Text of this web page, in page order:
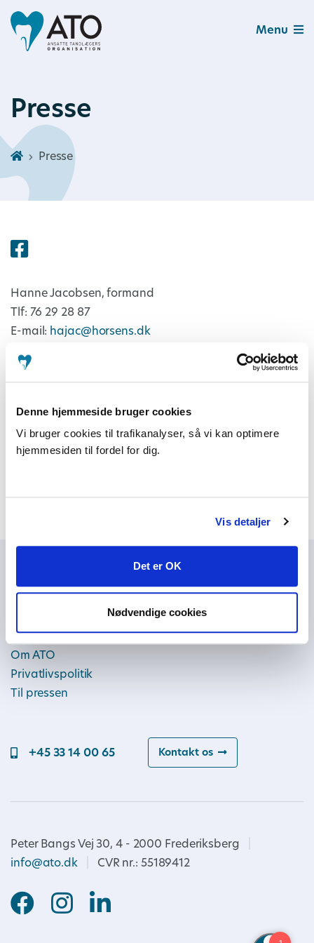
Denne hjemmeside bruger cookies
Vi bruger cookies til trafikanalyser, så vi kan optimere
hjemmesiden til fordel for dig.
Vis detaljer
Det er OK
Nødvendige cookies
Menu
Presse
Presse
Hanne Jacobsen, formand
Tlf: 76 29 28 87
E-mail: hajac@horsens.dk
Michael Jacobsen, direktør
E-mail:
mj@ato.dk
Ea Nielsen, redaktør
Om ATO
Privatlivspolitik
Til pressen
+45 33 14 00 65 Kontakt os
Peter Bangs Vej 30, 4 - 2000 Frederiksberg
info@ato.dk
CVR nr.: 55189412